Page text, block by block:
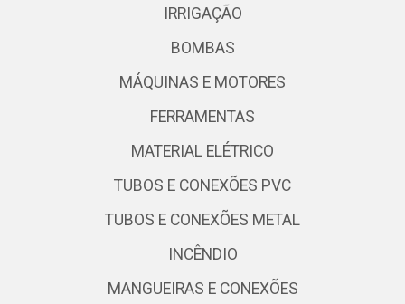
IRRIGAÇÃO
BOMBAS
MÁQUINAS E MOTORES
FERRAMENTAS
MATERIAL ELÉTRICO
TUBOS E CONEXÕES PVC
TUBOS E CONEXÕES METAL
INCÊNDIO
MANGUEIRAS E CONEXÕES